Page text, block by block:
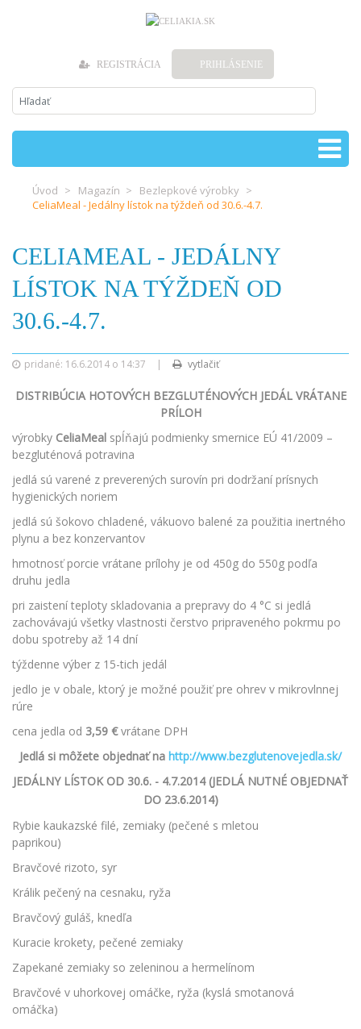
REGISTRÁCIA PRIHLÁSENIE
Úvod Magazín
Bezlepkové výrobky
CeliaMeal - Jedálny lístok na týždeň od 30.6.-4.7.
CELIAMEAL - JEDÁLNY
LÍSTOK NA TÝŽDEŇ OD
30.6.-4.7.
pridané: 16.6.2014 o 14:37 vytlačiť
DISTRIBÚCIA HOTOVÝCH BEZGLUTÉNOVÝCH JEDÁL VRÁTANE
PRÍLOH
výrobky CeliaMeal spĺňajú podmienky smernice EÚ 41/2009 –
bezgluténová potravina
jedlá sú varené z preverených surovín pri dodržaní prísnych
hygienických noriem
jedlá sú šokovo chladené, vákuovo balené za použitia inertného
plynu a bez konzervantov
hmotnosť porcie vrátane prílohy je od 450g do 550g podľa
druhu jedla
pri zaistení teploty skladovania a prepravy do 4 °C si jedlá
zachovávajú všetky vlastnosti čerstvo pripraveného pokrmu po
dobu spotreby až 14 dní
týždenne výber z 15-tich jedál
jedlo je v obale, ktorý je možné použiť pre ohrev v mikrovlnnej
rúre
cena jedla od 3,59 €vrátane DPH
Jedlá si môžete objednať na http://www.bezglutenovejedla.sk/
JEDÁLNY LÍSTOKOD 30.6. - 4.7.2014 (JEDLÁ NUTNÉ OBJEDNAŤ
DO 23.6.2014)
Rybie kaukazské filé, zemiaky (pečené s mletou
paprikou)
Bravčové rizoto, syr
Králik pečený na cesnaku, ryža
Bravčový guláš, knedľa
Kuracie krokety, pečené zemiaky
Zapekané zemiaky so zeleninou a hermelínom
Bravčové v uhorkovej omáčke, ryža (kyslá smotanová
omáčka)